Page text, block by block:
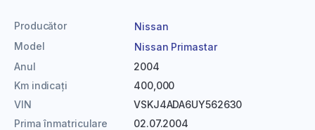
Producător
Nissan
Model
Nissan Primastar
Anul
2004
Km indicați
400,000
VIN
VSKJ4ADA6UY562630
Prima înmatriculare
02.07.2004